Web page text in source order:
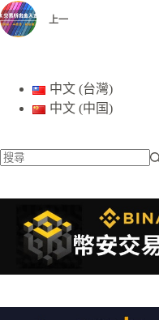
上一
中文 (台灣)
中文 (中国)
不
條